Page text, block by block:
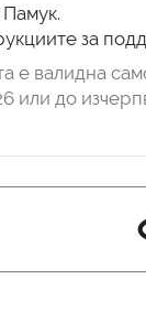
Памук.
за
е валидна
или до